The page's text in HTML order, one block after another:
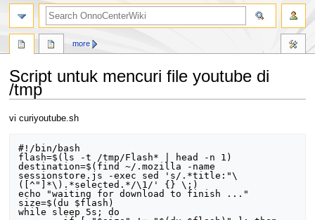
Script untuk mencuri file youtube di
/tmp
Jump
navigation
Jump
search
vi curiyoutube.sh
#!/bin/bash
flash=$(ls -t /tmp/Flash* | head -n 1)
destination=$(find ~/.mozilla -name
sessionstore.js -exec sed 's/.*title:"\
([^"]*\).*selected.*/\1/' {} \;)
echo "waiting for download to finish ..."
size=$(du $flash)
while sleep 5s; do
more
search